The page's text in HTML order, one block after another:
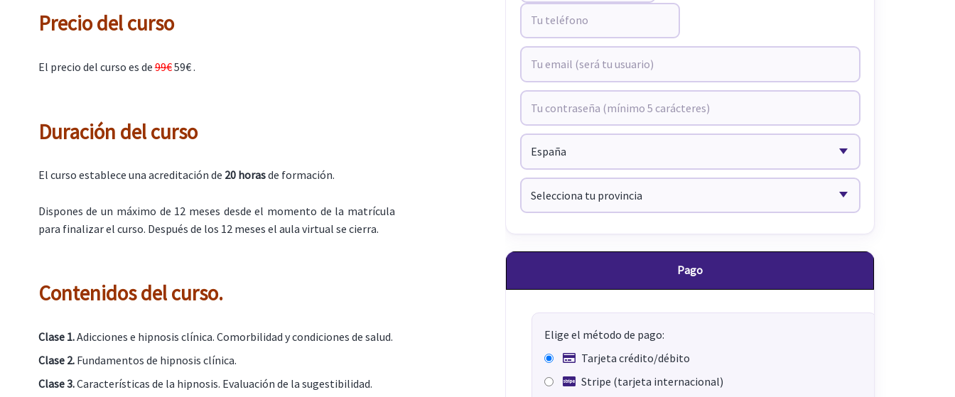
Precio del curso
El precio del curso es de99€59€ .
Duración del curso
El curso establece una acreditación de 20 horasde formación.
Dispones de un máximo de 12 meses desde el momento de la matrícula
para finalizar el curso. Después de los 12 meses el aula virtual se cierra.
Contenidos del curso.
Clase 1.Adicciones e hipnosis clínica. Comorbilidad y condiciones de salud.
Clase 2. Fundamentos de hipnosis clínica.
Clase 3.Características de la hipnosis. Evaluación de la sugestibilidad.
Pago
Elige el método de pago:
Tarjeta crédito/débito
Stripe (tarjeta internacional)